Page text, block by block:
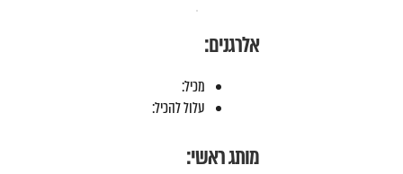
אלרגנים:
מכיל:
עלול להכיל:
מותג ראשי: